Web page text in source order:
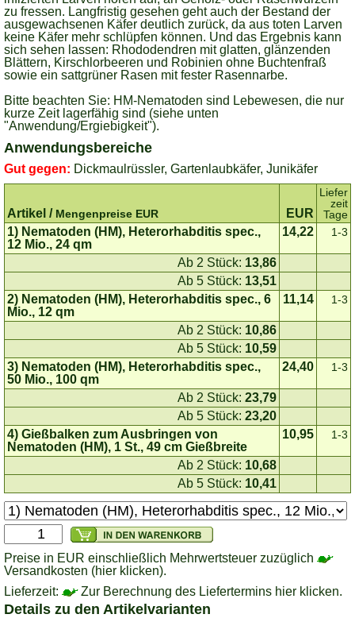
zu fressen. Langfristig gesehen geht auch der Bestand der
ausgewachsenen Käfer deutlich zurück, da aus toten Larven
keine Käfer mehr schlüpfen können. Und das Ergebnis kann
sich sehen lassen: Rhododendren mit glatten, glänzenden
Blättern, Kirschlorbeeren und Robinien ohne Buchtenfraß
sowie ein sattgrüner Rasen mit fester Rasennarbe.
Bitte beachten Sie: HM-Nematoden sind Lebewesen, die nur
kurze Zeit lagerfähig sind (siehe unten
"Anwendung/Ergiebigkeit").
Anwendungsbereiche
Gut gegen: Dickmaulrüssler, Gartenlaubkäfer, Junikäfer
Artikel / Mengenpreise EUR EUR
Liefer
zeit
Tage
1) Nematoden (HM), Heterorhabditis spec.,
12 Mio., 24 qm
14,22 1-3
Ab 2 Stück: 13,86
Ab 5 Stück: 13,51
2) Nematoden (HM), Heterorhabditis spec., 6
Mio., 12 qm
11,14 1-3
Ab 2 Stück: 10,86
Ab 5 Stück: 10,59
3) Nematoden (HM), Heterorhabditis spec.,
50 Mio., 100 qm
24,40 1-3
Ab 2 Stück: 23,79
Ab 5 Stück: 23,20
4) Gießbalken zum Ausbringen von
Nematoden (HM), 1 St., 49 cm Gießbreite
10,95 1-3
Ab 2 Stück: 10,68
Ab 5 Stück: 10,41
Preise in EUR einschließlich Mehrwertsteuer zuzüglich
Versandkosten (hier klicken).
Lieferzeit:
Zur Berechnung des Liefertermins hier klicken.
Details zu den Artikelvarianten